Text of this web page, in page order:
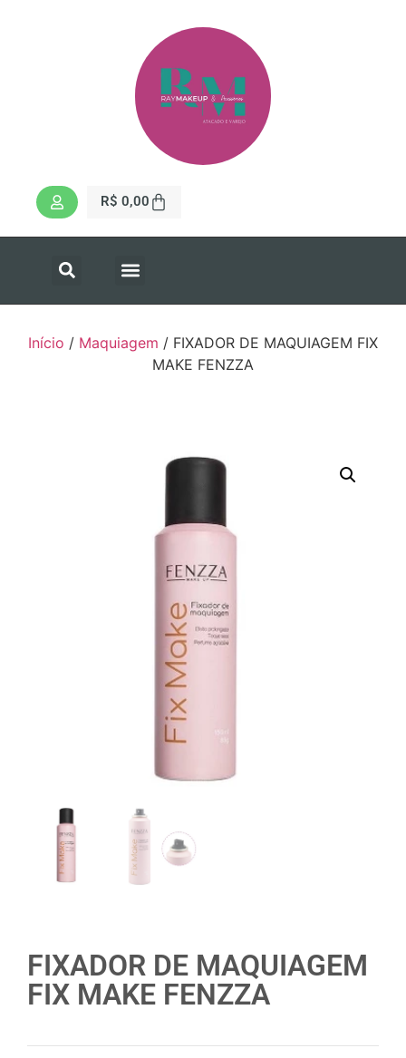
R$ 0,00
Início / Maquiagem / FIXADOR DE MAQUIAGEM FIX
MAKE FENZZA
FIXADOR DE MAQUIAGEM
FIX MAKE FENZZA